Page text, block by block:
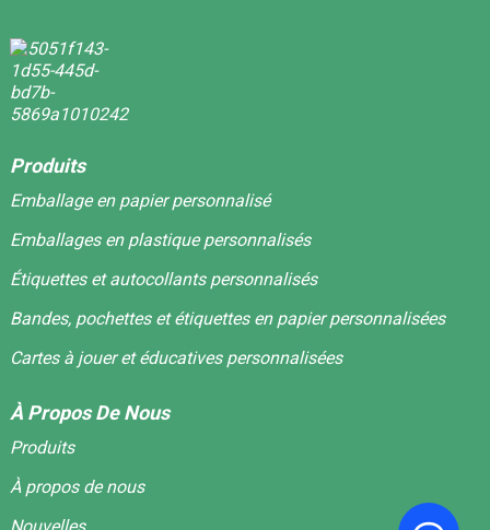
Produits
Emballage en papier personnalisé
Emballages en plastique personnalisés
Étiquettes et autocollants personnalisés
Bandes, pochettes et étiquettes en papier personnalisées
Cartes à jouer et éducatives personnalisées
À Propos De Nous
Produits
À propos de nous